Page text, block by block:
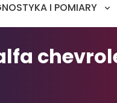
I POMIARY